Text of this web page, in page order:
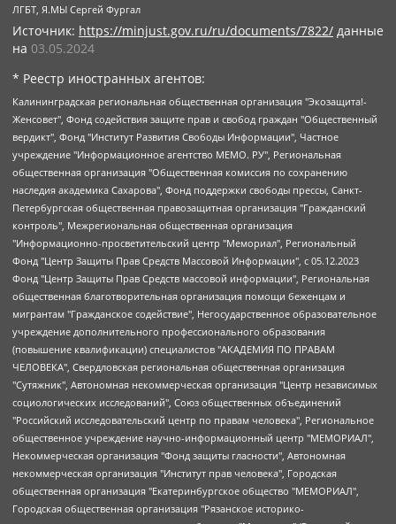
ЛГБТ, Я.МЫ Сергей Фургал
Источник: https://minjust.gov.ru/ru/documents/7822/ данные
на 03.05.2024
* Реестр иностранных агентов:
Калининградская региональная общественная организация "Экозащита!-Женсовет", Фонд содействия защите прав и свобод граждан "Общественный вердикт", Фонд "Институт Развития Свободы Информации", Частное учреждение "Информационное агентство МЕМО. РУ", Региональная общественная организация "Общественная комиссия по сохранению наследия академика Сахарова", Фонд поддержки свободы прессы, Санкт-Петербургская общественная правозащитная организация "Гражданский контроль", Межрегиональная общественная организация "Информационно-просветительский центр "Мемориал", Региональный Фонд "Центр Защиты Прав Средств Массовой Информации", с 05.12.2023 Фонд "Центр Защиты Прав Средств массовой информации", Региональная общественная благотворительная организация помощи беженцам и мигрантам "Гражданское содействие", Негосударственное образовательное учреждение дополнительного профессионального образования (повышение квалификации) специалистов "АКАДЕМИЯ ПО ПРАВАМ ЧЕЛОВЕКА", Свердловская региональная общественная организация "Сутяжник", Автономная некоммерческая организация "Центр независимых социологических исследований", Союз общественных объединений "Российский исследовательский центр по правам человека", Региональное общественное учреждение научно-информационный центр "МЕМОРИАЛ", Некоммерческая организация "Фонд защиты гласности", Автономная некоммерческая организация "Институт прав человека", Городская общественная организация "Екатеринбургское общество "МЕМОРИАЛ", Городская общественная организация "Рязанское историко-просветительское и правозащитное общество "Мемориал" (Рязанский Мемориал), Челябинский региональный орган общественной самодеятельности – женское общественное объединение "Женщины Евразии", Челябинский региональный орган общественной самодеятельности "Уральская правозащитная группа", Фонд содействия защите здоровья и социальной справедливости имени Андрея Рылькова, Автономная Некоммерческая Организация "Аналитический Центр Юрия Левады", Автономная некоммерческая организация социальной поддержки населения "Проект Апрель", Региональная общественная организация помощи женщинам и детям, находящимся в кризисной ситуации "Информационно-методический центр "Анна", Фонд содействия развитию массовых коммуникаций и правовому просвещению "Так-так-Так", Фонд содействия устойчивому развитию "Серебряная тайга", Свердловский региональный общественный фонд социальных проектов "Новое время", "Idel.Реалии", Кавказ.Реалии, Крым.Реалии, Телеканал Настоящее Время, Татаро-башкирская служба Радио Свобода (Azatliq Radiosi), Радио Свободная Европа/Радио Свобода (PCE/PC), "Сибирь.Реалии", "Фактограф", Благотворительный фонд помощи осужденным и их семьям, Автономная некоммерческая организация "Институт глобализации и социальных движений", Фонд "В защиту прав заключенных", Частное учреждение "Центр поддержки и содействия развитию средств массовой информации", Пензенский региональный общественный благотворительный фонд "Гражданский союз", "Север.Реалии", Некоммерческая организация Фонд "Правовая инициатива", Общество с ограниченной ответственностью "Радио Свободная Европа/Радио Свобода", Чешское информационное агентство "MEDIUM-ORIENT", Красноярская региональная общественная организация "Мы против СПИДа", Камалягин Денис Николаевич, Маркелов Сергей Евгеньевич, Пономарев Лев Александрович, Савицкая Людмила Алексеевна, Автономная некоммерческая организация "Центр по работе с проблемой насилия "НАСИЛИЮ.НЕТ", Межрегиональный профессиональный союз работников здравоохранения "Альянс врачей", Юридическое лицо, зарегистрированное в Латвийской Республике, SIA "Medusa Project" (регистрационный номер 40103797863, дата регистрации 10.06.2014), Некоммерческая организация "Фонд по борьбе с коррупцией", Автономная некоммерческая организация "Институт права и публичной политики", Баданин Роман Сергеевич, Гликин Максим Александрович, Железнова Мария Михайловна, Лукьянова Юлия Сергеевна, Маетная Елизавета Витальевна, Маняхин Петр Борисович, Чуракова Ольга Владимировна, Ярош Юлия Петровна, Юридическое лицо "The Insider SIA", зарегистрированное в Риге, Латвийская Республика (дата регистрации 26.06.2015), являющееся администратором доменного имени интернет-издания "The Insider SIA", https://theins.ru, Постернак Алексей Евгеньевич, Рубин Михаил Аркадьевич, Анин Роман Александрович, Юридическое лицо Istories fonds, зарегистрированное в Латвийской Республике (регистрационный номер 50008295751, дата регистрации 24.02.2020), Великовский Дмитрий Александрович, Долинина Ирина Николаевна, Мароховская Алеся Алексеевна, Шлейнов Роман Юрьевич, Шмагун Олеся Валентиновна, Общество с ограниченной ответственностью "Альтаир 2021", Общество с ограниченной ответственностью "Вега 2021", Общество с ограниченной ответственностью "Главный редактор 2021", Общество с ограниченной ответственностью "Ромашки монолит", Важенков Артем Валерьевич, Ивановская областная общественная организация "Центр гендерных исследований", Гурман Юрий Альбертович, Медиапроект "ОВД-Инфо", Егоров Владимир Владимирович, Жилинский Владимир Александрович, Общество с ограниченной ответственностью "ЗП", Иванова София Юрьевна, Карезина Инна Павловна, Кильтау Екатерина Викторовна, Петров Алексей Викторович, Пискунов Сергей Евгеньевич, Смирнов Сергей Сергеевич, Тихонов Михаил Сергеевич, Общество с ограниченной ответственностью "ЖУРНАЛИСТ-ИНОСТРАННЫЙ АГЕНТ", Арапова Галина Юрьевна, Вольтская Татьяна Анатольевна, Американская компания "Mason G.E.S. Anonymous Foundation" (США), являющаяся владельцем интернет-издания https://mnews.world/, Компания "Stichting Bellingcat", зарегистрированная в Нидерландах (дата регистрации 11.07.2018), Захаров Андрей Вячеславович, Клепиковская Екатерина Дмитриевна, Общество с ограниченной ответственностью "МЕМО", Перл Роман Александрович, Симонов Евгений Алексеевич, Соловьева Елена Анатольевна, Сотников Даниил Владимирович, Сурначева Елизавета Дмитриевна, Автономная некоммерческая организация по защите прав человека и информированию населения "Якутия – Наше Мнение", Общество с ограниченной ответственностью "Москоу диджитал медиа", с 26.01.2023 Общество с ограниченной ответственностью "Чайка Белые сады", Ветошкина Валерия Валерьевна, Заговора Максим Александрович, Межрегиональное общественное движение "Российская ЛГБТ - сеть", Оленичев Максим Владимирович, Павлов Иван Юрьевич, Скворцова Елена Сергеевна, Общество с ограниченной ответственностью "Как бы инагент", Кочетков Игорь Викторович, Общество с ограниченной ответственностью "Честные выборы", Еланчик Олег Александрович, Общество с ограниченной ответственностью "Нобелевский призыв", Гималова Регина Эмилевна, Григорьев Андрей Валерьевич, Григорьева Алина Александровна, Ассоциация по содействию защите прав призывников, альтернативнослужащих и военнослужащих "Правозащитная группа "Гражданин.Армия.Право", Хисамова Регина Фаритовна, Автономная некоммерческая организация по реализации социально-правовых программ "Лилит", Дальневосточное общественное движение "Маяк", Санкт-Петербургская ЛГБТ-инициативная группа "Выход", Инициативная группа ЛГБТ+ "Реверс", Алексеев Андрей Викторович, Бекбулатова Таисия Львовна, Беляев Иван Михайлович, Владыкина Елена Сергеевна, Гельман Марат Александрович, Никульшина Вероника Юрьевна, Толоконникова Надежда Андреевна, Шендерович Виктор Анатольевич, Общество с ограниченной ответственностью "Данное сообщение", Общество с ограниченной ответственностью Издательский дом "Новая глава", Айнбиндер Александра Александровна, Московский комьюнити-центр для ЛГБТ+инициатив, Благотворительный фонд развития филантропии, Deutsche Welle (Германия, Kurt-Schumacher-Strasse 3, 53113 Bonn), Борзунова Мария Михайловна, Воробьев Виктор Викторович, Голубева Анна Львовна, Константинова Алла Михайловна, Малкова Ирина Владимировна, Мурадов Мурад Абдулгалимович, Осетинская Елизавета Николаевна, Понасенков Евгений Николаевич, Ганапольский Матвей Юрьевич, Киселев Евгений Алексеевич, Борухович Ирина Григорьевна, Дремин Иван Тимофеевич, Дубровский Дмитрий Викторович, Красноярская региональная общественная организация поддержки и развития альтернативных образовательных технологий и межкультурных коммуникаций "ИНТЕРРА", Маяковская Екатерина Алексеевна, Фейгин Марк Захарович, Филимонов Андрей Викторович, Дзугкоева Регина Николаевна, Доброхотов Роман Александрович, Дудь Юрий Александрович, Елкин Сергей Владимирович, Кругликов Кирилл Игоревич, Сабунаева Мария Леонидовна, Семенов Алексей Владимирович, Шаинян Карен Багратович, Шульман Екатерина Михайловна, Асафьев Артур Валерьевич, Вахштайн Виктор Семенович, Венедиктов Алексей Алексеевич, Лушникова Екатерина Евгеньевна, Волков Леонид Михайлович, Невзоров Александр Глебович, Пархоменко Сергей Борисович, Сироткин Ярослав Николаевич, Кара-Мурза Владимир Владимирович, Баранова Наталья Владимировна, Гозман Леонид Яковлевич, Кагарлицкий Борис Юльевич, Климарев Михаил Валерьевич, Милов Владимир Станиславович, Автономная некоммерческая организация Краснодарский центр современного искусства "Типография", Моргенштерн Алишер Тагирович, Соболь Любовь Эдуардовна, Общество с ограниченной ответственностью "ЛИЗА НОРМ", Каспаров Гарри Кимович, Ходорковский Михаил Борисович, Общество с ограниченной ответственностью "Апрельские тезисы", Данилович Ирина Брониславовна, Кашин Олег Владимирович, Петров Николай Владимирович, Пивоваров Алексей Владимирович, Соколов Михаил Владимирович, Цветкова Юлия Владимировна, Чичваркин Евгений Александрович, Комитет против пыток/Команда против пыток, Общество с ограниченной ответственностью "Первый научный", Общество с ограниченной ответственностью "Вертолет и ко", Белоцерковская Вероника Борисовна, Кац Максим Евгеньевич, Лазарева Татьяна Юрьевна, Шаведдинов Руслан Табризович, Яшин Илья Валерьевич, Общество с ограниченной ответственностью "Иноагент ААВ", Алешковский Дмитрий Петрович, Альбац Евгения Марковна, Быков Дмитрий Львович, Галямина Юлия Евгеньевна, Лойко Сергей Леонидович, Мартынов Кирилл Константинович, Медведев Сергей Александрович, Крашенинников Федор Геннадиевич, Гордеева Катерина Вл